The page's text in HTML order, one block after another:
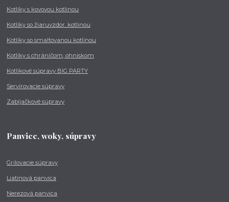
Kotlíky s kovovou kotlinou
Kotlíky so žiaruvzdor. kotlinou
Kotlíky so smaltovanou kotlinou
Kotlíky s chráničom, ohniskom
Kotlíkové súpravy BIG PARTY
Servírovacie súpravy
Zabíjačkové súpravy
Panvice, woky, súpravy
Grilovacie súpravy
Liatinová panvica
Nerezová panvica